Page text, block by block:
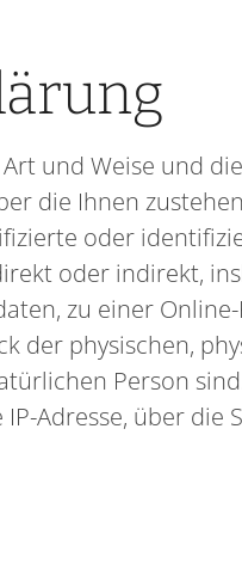
und Weise und
die Ihnen
oder
oder indirekt,
zu einer
physischen,
Person
Adresse, über